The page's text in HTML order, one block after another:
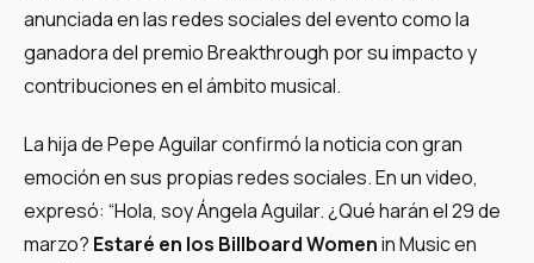
anunciada en las redes sociales del evento como la
ganadora del premioBreakthrough por su impacto y
contribuciones en el ámbito musical.
La hija de Pepe Aguilar confirmó la noticia con gran
emoción en sus propias redes sociales. En un video,
expresó: “Hola, soy Ángela Aguilar. ¿Qué harán el 29 de
marzo? Estaré en los Billboard Womenin Music en